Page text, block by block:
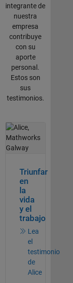
integrante de
nuestra
empresa
contribuye
con su
aporte
personal.
Estos son
sus
testimonios.
Navegación de panel
Triunfar
en
la
vida
y el
trabajo
Lea
el
testimonio
de
Alice